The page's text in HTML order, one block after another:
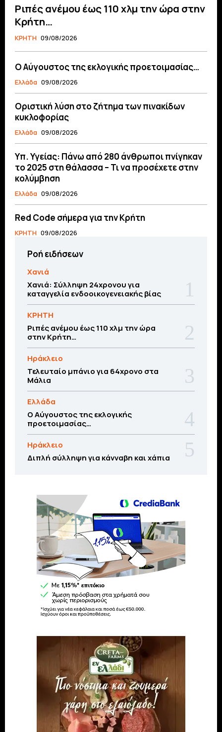
Ριπές ανέμου έως 110 χλμ την ώρα στην
Κρήτη…
ΚΡΗΤΗ 09/08/2026
Ο Αύγουστος της εκλογικής προετοιμασίας…
Ελλάδα 09/08/2026
Οριστική λύση στο ζήτημα των πινακίδων
κυκλοφορίας
Ελλάδα 09/08/2026
Υπ. Υγείας: Πάνω από 280 άνθρωποι πνίγηκαν
το 2025 στη θάλασσα – Τι να προσέχετε στην
κολύμβηση
Ελλάδα 09/08/2026
Red Code σήμερα για την Κρήτη
ΚΡΗΤΗ 09/08/2026
Ροή ειδήσεων
Χανιά
Χανιά: Σύλληψη 24χρονου για
καταγγελία ενδοοικογενειακής βίας
ΚΡΗΤΗ
Ριπές ανέμου έως 110 χλμ την ώρα
στην Κρήτη…
Ηράκλειο
Τελευταίο μπάνιο για 64χρονο στα
Μάλια
Ελλάδα
Ο Αύγουστος της εκλογικής
προετοιμασίας…
Ηράκλειο
Διπλή σύλληψη για κάνναβη και χάπια